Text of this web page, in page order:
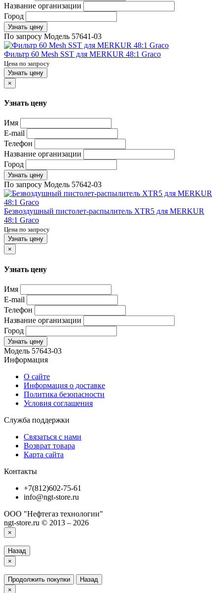
Название организации
Город
Узнать цену
По запросу Модель 57641-03
Фильтр 60 Mesh SST для MERKUR 48:1 Graco
Цена по запросу
Узнать цену
×
Узнать цену
Имя
E-mail
Телефон
Название организации
Город
Узнать цену
По запросу Модель 57642-03
Безвоздушный пистолет-распылитель XTR5 для MERKUR
48:1 Graco
Цена по запросу
Узнать цену
×
Узнать цену
Имя
E-mail
Телефон
Название организации
Город
Узнать цену
Модель 57643-03
Информация
О сайте
Информация о доставке
Политика безопасности
Условия соглашения
Служба поддержки
Связаться с нами
Возврат товара
Карта сайта
Контакты
+7(812)602-75-61
info@ngt-store.ru
ООО "Нефтегаз технологии"
ngt-store.ru © 2013 – 2026
×
Назад
×
Продолжить покупки
Назад
×